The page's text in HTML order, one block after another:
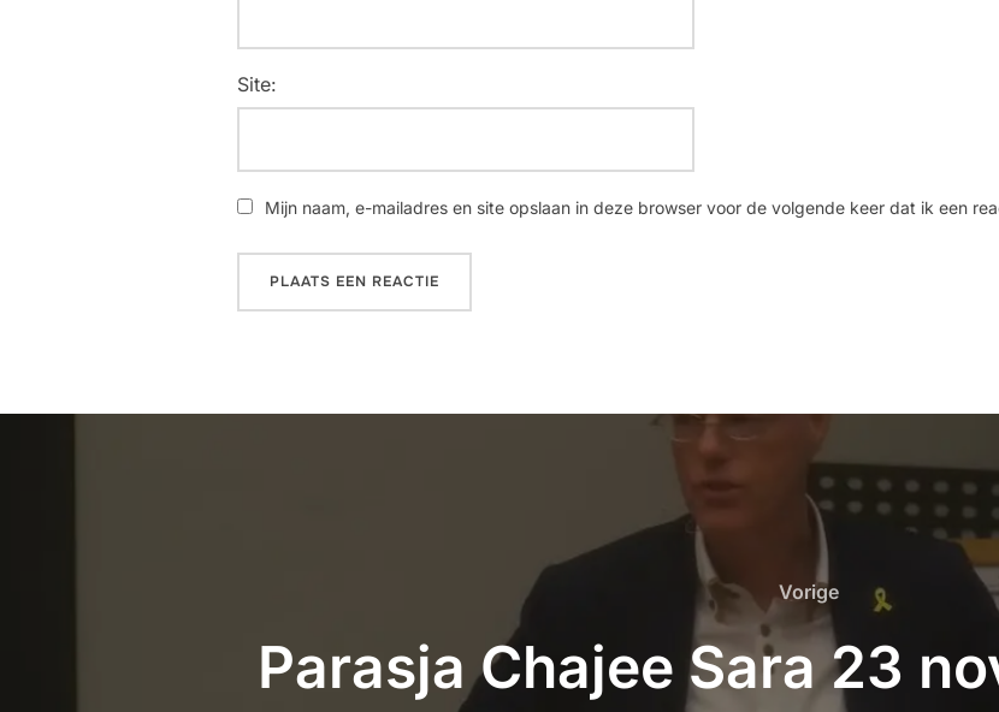
Site:
Mijn naam, e-mailadres en site opslaan in deze browser voor de volgende keer dat ik een
Vorige
Parasja Chajee Sara 23